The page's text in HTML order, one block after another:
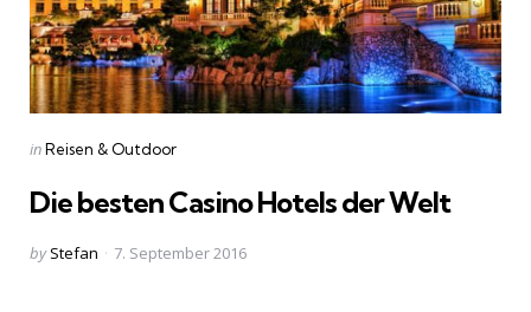
Categories
Posted
inReisen & Outdoor
Die besten Casino Hotels der Welt
Posted
by Stefan 7. September 2016